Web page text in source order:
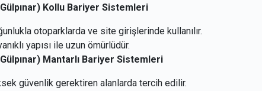
Kollu Bariyer Sistemleri
otoparklarda ve site girişlerinde kullanılır.
yapısı ile uzun ömürlüdür.
Mantarlı Bariyer Sistemleri
güvenlik gerektiren alanlarda tercih edilir.